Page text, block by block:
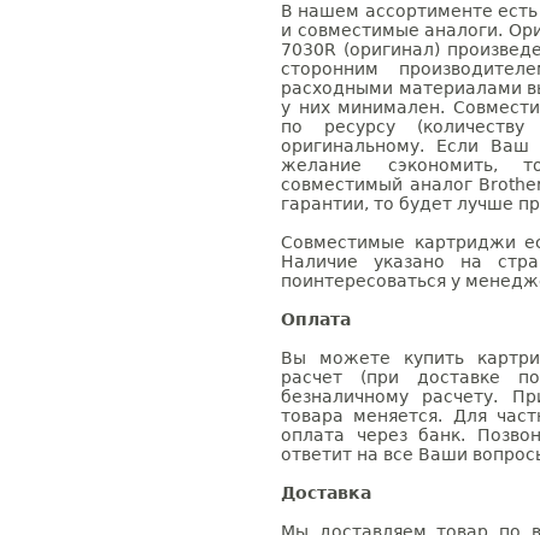
В нашем ассортименте
и совместимые аналоги.
7030R (оригинал)
сторонним
расходными материалами
у них минимален.
по ресурсу
оригинальному. Если
желание сэкономить,
совместимый аналог
гарантии, то будет лучше
Совместимые картриджи
Наличие указано на
поинтересоваться у
Оплата
Вы можете купить
расчет (при доставке
безналичному расчету.
товара меняется. Для
оплата через банк.
ответит на все Ваши
Доставка